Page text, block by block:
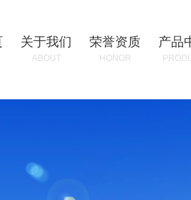
关于我们
ABOUT
荣誉资质
HONOR
产品